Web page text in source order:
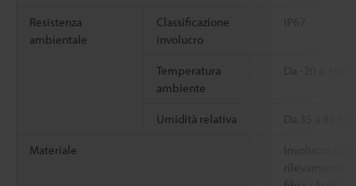
Resistenza
ambientale
Classificazione
involucro
IP67
Temperatura
ambiente
Da -20 a +50
Umidità relativa Da 35 a 85 %
Materiale
rilevamento :